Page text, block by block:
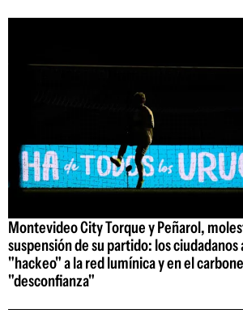
Montevideo City Torque y Peñarol,
suspensión de su partido: los ciudadanos
"hackeo" a la red lumínica y en el
"desconfianza"